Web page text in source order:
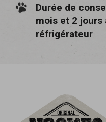
Durée de
mois et 2 jours
réfrigérateur